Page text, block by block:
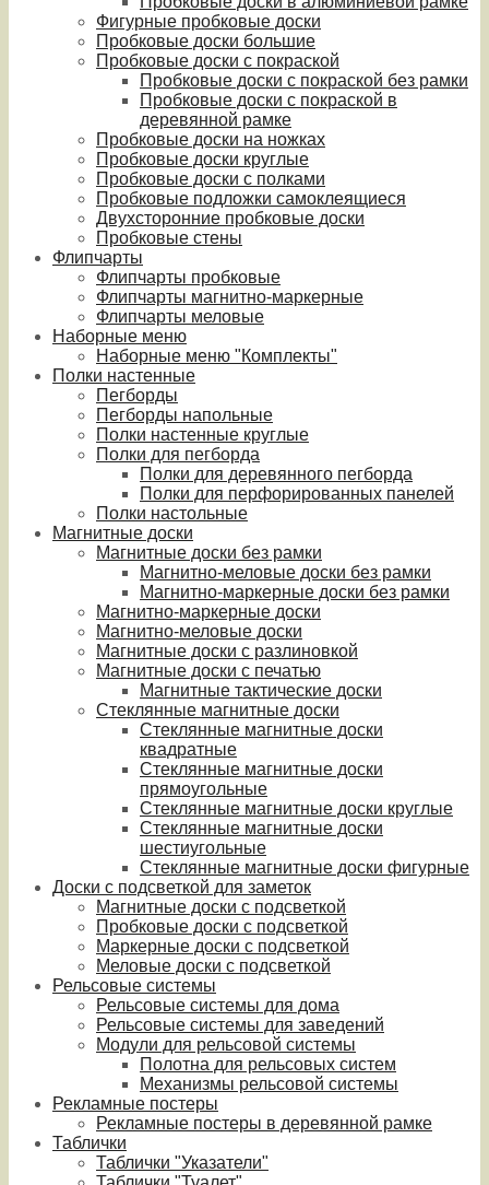
Фигурные пробковые доски
Пробковые доски большие
Пробковые доски с покраской
Пробковые доски с покраской без рамки
Пробковые доски с покраской в
деревянной рамке
Пробковые доски на ножках
Пробковые доски круглые
Пробковые доски с полками
Пробковые подложки самоклеящиеся
Двухсторонние пробковые доски
Пробковые стены
Флипчарты
Флипчарты пробковые
Флипчарты магнитно-маркерные
Флипчарты меловые
Наборные меню
Наборные меню "Комплекты"
Полки настенные
Пегборды
Пегборды напольные
Полки настенные круглые
Полки для пегборда
Полки для деревянного пегборда
Полки для перфорированных панелей
Полки настольные
Магнитные доски
Магнитные доски без рамки
Магнитно-меловые доски без рамки
Магнитно-маркерные доски без рамки
Магнитно-маркерные доски
Магнитно-меловые доски
Магнитные доски с разлиновкой
Магнитные доски с печатью
Магнитные тактические доски
Стеклянные магнитные доски
Стеклянные магнитные доски
квадратные
Стеклянные магнитные доски
прямоугольные
Стеклянные магнитные доски круглые
Стеклянные магнитные доски
шестиугольные
Стеклянные магнитные доски фигурные
Доски с подсветкой для заметок
Магнитные доски с подсветкой
Пробковые доски с подсветкой
Маркерные доски с подсветкой
Меловые доски с подсветкой
Рельсовые системы
Рельсовые системы для дома
Рельсовые системы для заведений
Модули для рельсовой системы
Полотна для рельсовых систем
Механизмы рельсовой системы
Рекламные постеры
Рекламные постеры в деревянной рамке
Таблички
Таблички "Указатели"